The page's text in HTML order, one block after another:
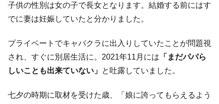
子供の性別は女の子で長女となります。結婚する前にはす
でに妻は妊娠していたと分かりました。
プライベートでキャバクラに出入りしていたことが問題視
され、すぐに別居生活に。2021年11月には 「まだパパら
しいことも出来ていない」 と吐露していました。
七夕の時期に取材を受けた歳、「娘に誇ってもらえるよう